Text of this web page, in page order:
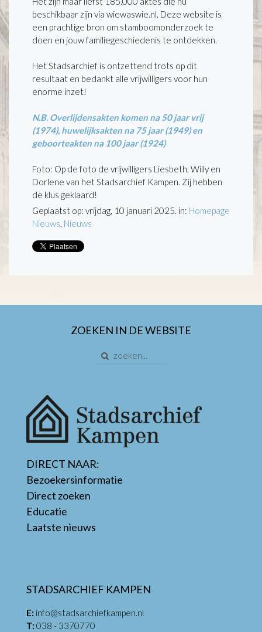
beschikbaar zijn via wiewaswie.nl. Deze website is
een prachtige bron om stamboomonderzoek te
doen en jouw familiegeschiedenis te ontdekken.
Het Stadsarchief is ontzettend trots op dit
resultaat en bedankt alle vrijwilligers voor hun
enorme inzet!
N.B. Overlijdensakten komen na 50 jaar vrij
(1974), huwelijksakten na 75 jaar (1949) en
geboorteakten na 100 jaar (1924)
Foto: Op de foto de vrijwilligers Liesbeth, Willy en
Dorlene van het Stadsarchief Kampen. Zij hebben
de klus geklaard!
Geplaatst op: vrijdag, 10 januari 2025. in: Homepage
Nieuws, Nieuws
ZOEKEN IN DE WEBSITE
DIRECT NAAR:
Bezoekersinformatie
Direct zoeken
Educatie
Laatste nieuws
STADSARCHIEF KAMPEN
E: info@stadsarchiefkampen.nl
T: 038 - 3370770